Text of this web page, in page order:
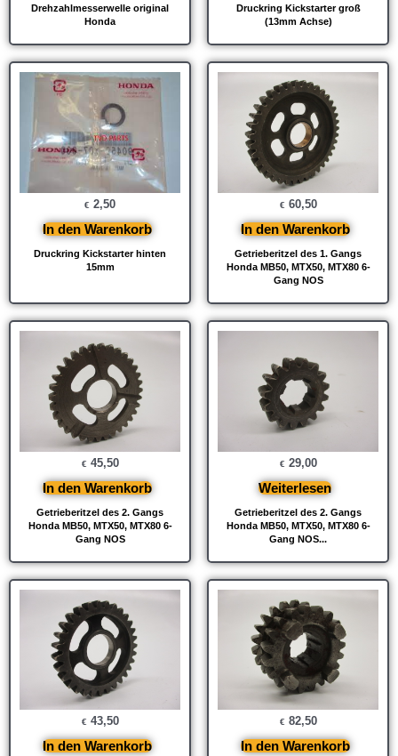
Drehzahlmesserwelle original
Honda
Druckring Kickstarter groß
(13mm Achse)
Druckring Kickstarter hinten
15mm
€ 2,50
In den Warenkorb
Getrieberitzel des 1. Gangs
Honda MB50, MTX50, MTX80 6-
Gang NOS
€ 60,50
In den Warenkorb
Getrieberitzel des 2. Gangs
Honda MB50, MTX50, MTX80 6-
Gang NOS
€ 45,50
In den Warenkorb
Getrieberitzel des 2. Gangs
Honda MB50, MTX50, MTX80 6-
Gang NOS...
€ 29,00
Weiterlesen
€ 43,50
In den Warenkorb
€ 82,50
In den Warenkorb